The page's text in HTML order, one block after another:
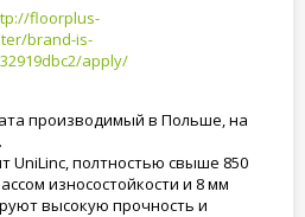
floorplus-
brand-is-
apply/
производимый в Польше, на
UniLinc, полтностью свыше 850
износостойкости и 8 мм
высокую прочность и